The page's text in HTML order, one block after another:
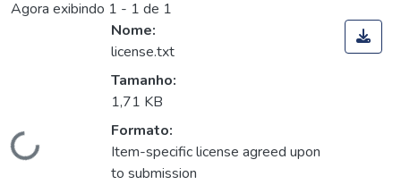
Agora exibindo 1 - 1 de 1
Carregando...
Nome:
license.txt
Tamanho:
1,71 KB
Formato:
Item-specific license agreed upon
to submission